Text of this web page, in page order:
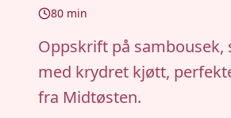
80 min
Oppskrift på
med krydret kjøtt,
fra Midtøsten.